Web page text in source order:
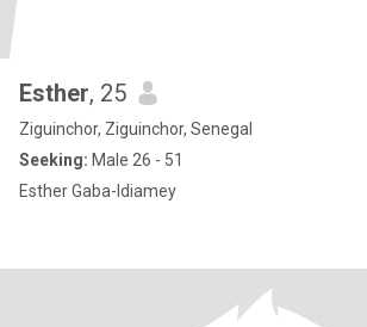
Esther, 25
Ziguinchor, Ziguinchor, Senegal
Seeking: Male 26 - 51
Esther Gaba-Idiamey